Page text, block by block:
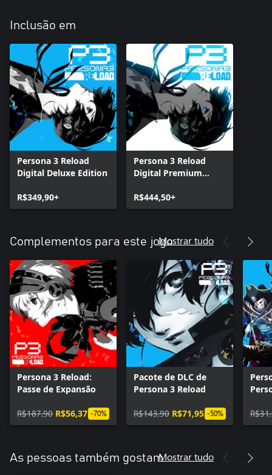
Inclusão em
Persona 3 Reload
Digital Deluxe Edition
R$349,90+
Persona 3 Reload
Digital Premium
R$444,50+
Complementos para este jogoMostrar tudo
Persona 3 Reload:
Passe de Expansão
R$187,90 R$56,37 -70%
Pacote de DLC de
Persona 3 Reload
R$143,90 R$71,95 -50%
As pessoas também gostamMostrar tudo